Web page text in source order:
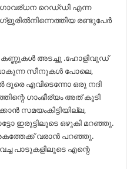
റെഡ്‌ഡി എന്ന
രണ്ടുപേർ
കണ്ണുകൾ അടച്ചു .ഹോളിവുഡ്
സീനുകൾ പോലെ,
ദൂരെ എവിടെന്നോ ഒരു നദി
ഗാംഭീര്യം അത് കൂടി
സമയംകിട്ടിയില്ല,
ഇരുട്ടിലൂടെ ഒഴുകി മറഞ്ഞു.
വരാൻ പറഞ്ഞു.
പാടുകളിലൂടെ എന്റെ